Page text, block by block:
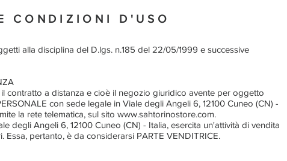
CONDIZIONI D'USO
alla disciplina del D.lgs. n.185 del 22/05/1999 e successive
contratto a distanza e cioè il negozio giuridico avente per oggetto
con sede legale in Viale degli Angeli 6, 12100 Cuneo (CN) -
la rete telematica, sul sito www.sahtorinostore.com.
degli Angeli 6, 12100 Cuneo (CN) - Italia, esercita un'attività di vendita
pertanto, è da considerarsi PARTE VENDITRICE.